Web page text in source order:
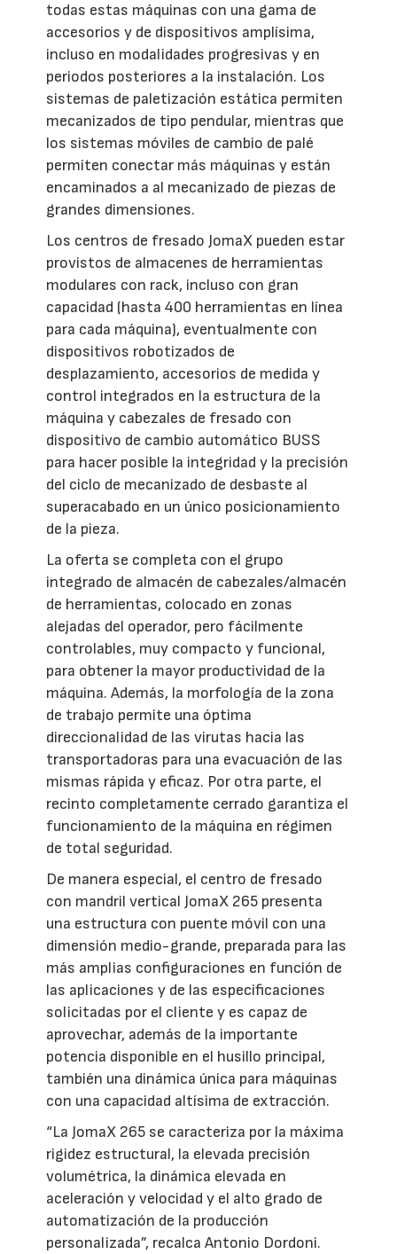
todas estas máquinas con una gama de
accesorios y de dispositivos amplísima,
incluso en modalidades progresivas y en
periodos posteriores a la instalación. Los
sistemas de paletización estática permiten
mecanizados de tipo pendular, mientras que
los sistemas móviles de cambio de palé
permiten conectar más máquinas y están
encaminados a al mecanizado de piezas de
grandes dimensiones.
Los centros de fresado JomaX pueden estar
provistos de almacenes de herramientas
modulares con rack, incluso con gran
capacidad (hasta 400 herramientas en línea
para cada máquina), eventualmente con
dispositivos robotizados de
desplazamiento, accesorios de medida y
control integrados en la estructura de la
máquina y cabezales de fresado con
dispositivo de cambio automático BUSS
para hacer posible la integridad y la precisión
del ciclo de mecanizado de desbaste al
superacabado en un único posicionamiento
de la pieza.
La oferta se completa con el grupo
integrado de almacén de cabezales/almacén
de herramientas, colocado en zonas
alejadas del operador, pero fácilmente
controlables, muy compacto y funcional,
para obtener la mayor productividad de la
máquina. Además, la morfología de la zona
de trabajo permite una óptima
direccionalidad de las virutas hacia las
transportadoras para una evacuación de las
mismas rápida y eficaz. Por otra parte, el
recinto completamente cerrado garantiza el
funcionamiento de la máquina en régimen
de total seguridad.
De manera especial, el centro de fresado
con mandril vertical JomaX 265 presenta
una estructura con puente móvil con una
dimensión medio-grande, preparada para las
más amplias configuraciones en función de
las aplicaciones y de las especificaciones
solicitadas por el cliente y es capaz de
aprovechar, además de la importante
potencia disponible en el husillo principal,
también una dinámica única para máquinas
con una capacidad altísima de extracción.
“La JomaX 265 se caracteriza por la máxima
rigidez estructural, la elevada precisión
volumétrica, la dinámica elevada en
aceleración y velocidad y el alto grado de
automatización de la producción
personalizada”, recalca Antonio Dordoni.